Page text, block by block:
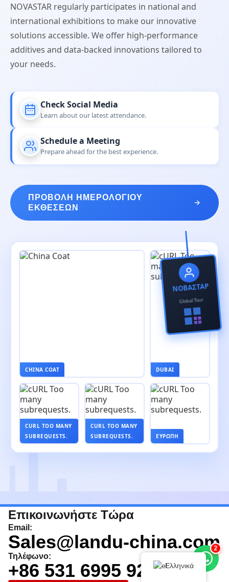
NOVASTAR regularly participates in national and
international exhibitions to make our innovative
solutions accessible. We offer high-performance
additives and data-backed innovations tailored to
your needs.
Check Social Media
Learn about our latest attendance.
Schedule a Meeting
Prepare ahead for the best experience.
ΠΡΟΒΟΛΉ ΗΜΕΡΟΛΟΓΊΟΥ
ΕΚΘΈΣΕΩΝ
ΝΟΒΑΣΤΑΡ
Global Tour
CHINA COAT DUBAI
CURL TOO MANY
SUBREQUESTS.
CURL TOO MANY
SUBREQUESTS.
ΕΥΡΏΠΗ
Επικοινωνήστε Τώρα
Email:
Sales@landu-china.com
Τηλέφωνο:
+86 531 6995 9221
2
Ελληνικά